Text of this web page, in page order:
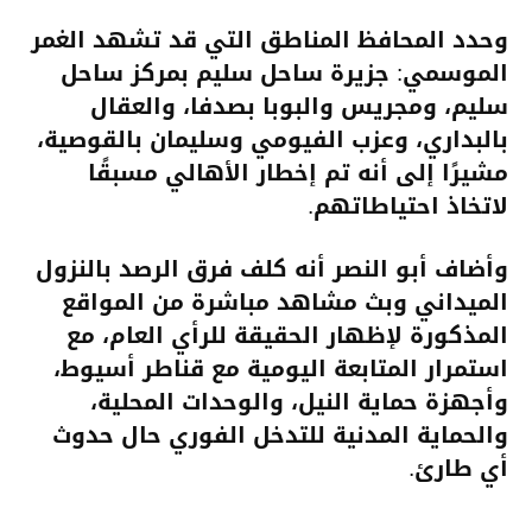
وحدد المحافظ المناطق التي قد تشهد الغمر
الموسمي: جزيرة ساحل سليم بمركز ساحل
سليم، ومجريس والبوبا بصدفا، والعقال
بالبداري، وعزب الفيومي وسليمان بالقوصية،
مشيرًا إلى أنه تم إخطار الأهالي مسبقًا
لاتخاذ احتياطاتهم.
وأضاف أبو النصر أنه كلف فرق الرصد بالنزول
الميداني وبث مشاهد مباشرة من المواقع
المذكورة لإظهار الحقيقة للرأي العام، مع
استمرار المتابعة اليومية مع قناطر أسيوط،
وأجهزة حماية النيل، والوحدات المحلية،
والحماية المدنية للتدخل الفوري حال حدوث
أي طارئ.